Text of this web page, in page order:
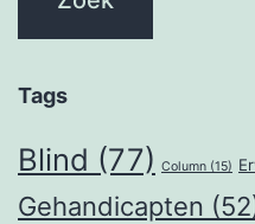
Tags
Blind (77) Column (15)
Gehandicapten